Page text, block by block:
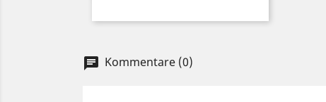
chat Kommentare (0)